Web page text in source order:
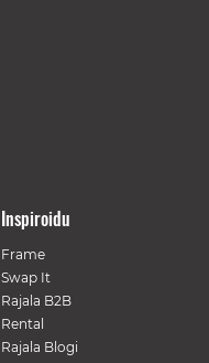
Inspiroidu
Frame
Swap It
Rajala B2B
Rental
Rajala Blogi